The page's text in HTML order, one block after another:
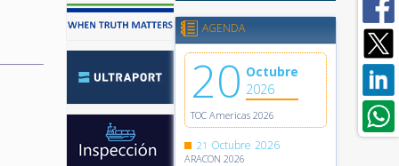
AGENDA
20 Octubre
2026
TOC Americas 2026
21 Octubre 2026
ARACON 2026